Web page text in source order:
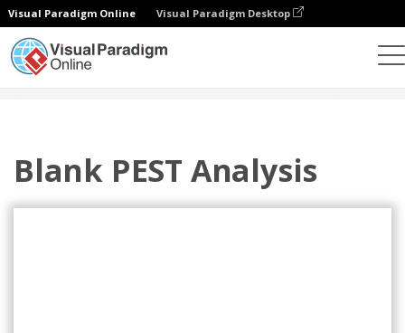
Visual Paradigm Online Visual Paradigm Desktop
Blank PEST Analysis